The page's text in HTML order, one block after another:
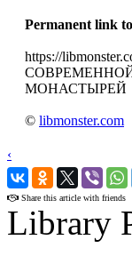
Permanent link
https://
МОНАСТЫРЕЙ
© libmonster.com
‹
›
Share this article with friends
Library